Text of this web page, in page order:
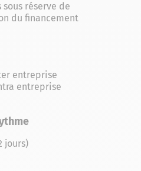
sous réserve de
du financement
entreprise
entreprise
jours)